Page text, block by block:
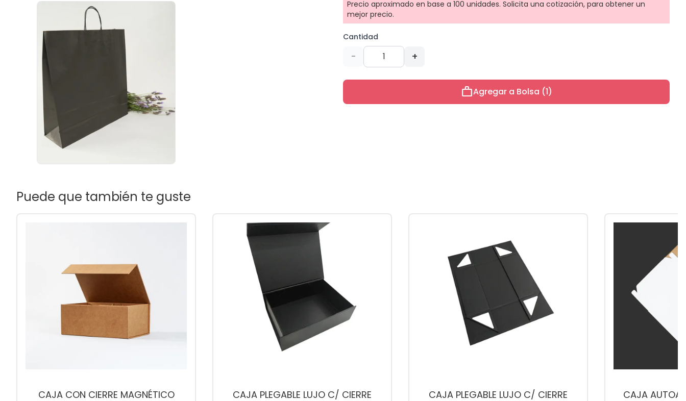
Precio aproximado en base a 100 unidades. Solicita una cotización, para obtener un
mejor precio.
Cantidad
- +
workAgregar a Bolsa (1)
Puede que también te guste
CAJA CON CIERRE MAGNÉTICO
CAJA PLEGABLE LUJO C/ CIERRE
CAJA PLEGABLE LUJO C/ CIERRE
CAJA